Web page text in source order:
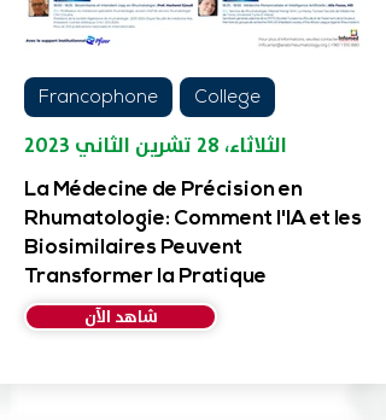
Francophone College
الثلاثاء، ٢٨ تشرين الثاني ٢٠٢٣
La Médecine de Précision en
Rhumatologie: Comment l'IA et les
Biosimilaires Peuvent
Transformer la Pratique
شاهد الآن